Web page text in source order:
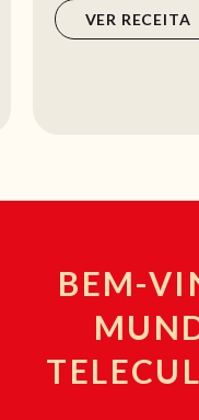
VER RECEITA
BEM-